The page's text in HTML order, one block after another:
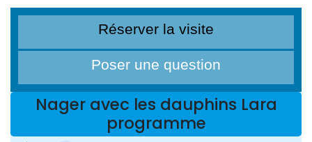
Réserver la visite
Poser une question
Nager avec les dauphins Lara
programme